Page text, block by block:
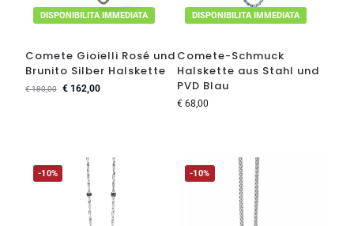
DISPONIBILITA IMMEDIATA
Comete Gioielli Rosé und
Brunito Silber Halskette
€180,00 €162,00
DISPONIBILITA IMMEDIATA
Comete-Schmuck
Halskette aus Stahl und
PVD Blau
€ 68,00
-10% -10%